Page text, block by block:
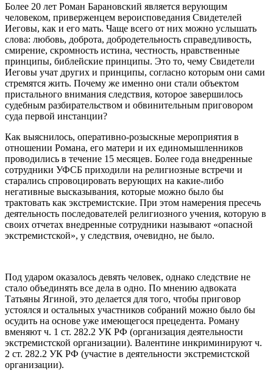
Более 20 лет Роман Барановский является верующим
человеком, приверженцем вероисповедания Свидетелей
Иеговы, как и его мать. Чаще всего от них можно услышать
слова: любовь, доброта, добродетельность справедливость,
смирение, скромность истина, честность, нравственные
принципы, библейские принципы. Это то, чему Свидетели
Иеговы учат других и принципы, согласно которым они сами
стремятся жить. Почему же именно они стали объектом
пристального внимания следствия, которое завершилось
судебным разбирательством и обвинительным приговором
суда первой инстанции?
Как выяснилось, оперативно-розыскные мероприятия в
отношении Романа, его матери и их единомышленников
проводились в течение 15 месяцев. Более года внедренные
сотрудники УФСБ приходили на религиозные встречи и
старались спровоцировать верующих на какие-либо
негативные высказывания, которые можно было бы
трактовать как экстремистские. При этом намерения пресечь
деятельность последователей религиозного учения, которую в
своих отчетах внедренные сотрудники называют «опасной
экстремистской», у следствия, очевидно, не было.
Под ударом оказалось девять человек, однако следствие не
стало объединять все дела в одно. По мнению адвоката
Татьяны Ягиной, это делается для того, чтобы приговор
устоялся и остальных участников собраний можно было бы
осудить на основе уже имеющегося прецедента. Роману
вменяют ч. 1 ст. 282.2 УК РФ (организация деятельности
экстремистской организации). Валентине инкриминируют ч.
2 ст. 282.2 УК РФ (участие в деятельности экстремистской
организации).